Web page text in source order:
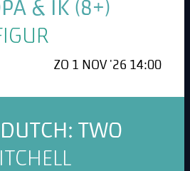
& IK (8+)
ZO 1 NOV '26 14:00
TWO